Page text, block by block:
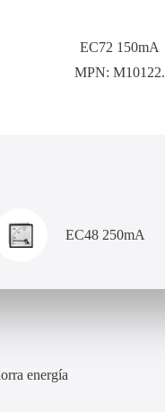
EC72 150mA
MPN:M10122.
EC48 250mA
energía